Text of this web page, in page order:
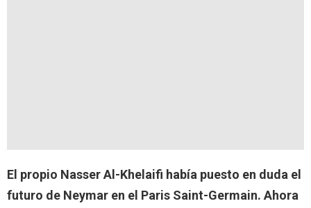
El propio Nasser Al-Khelaifi había puesto en duda el
futuro de Neymar en el Paris Saint-Germain. Ahora